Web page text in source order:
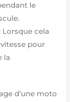
le
: Lorsque cela
pour
la
d’une moto